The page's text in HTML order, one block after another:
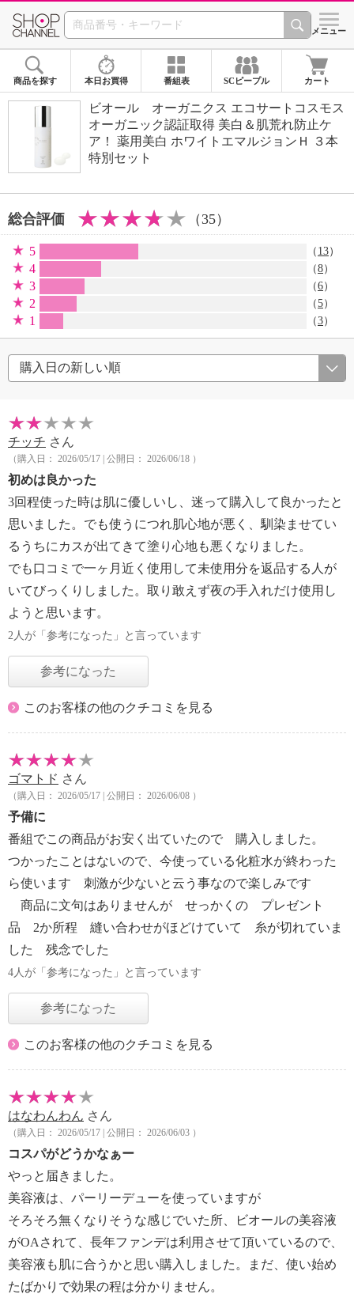
SHOP CHANNEL シメニュー
商品を探す 本日お買得 番組表 SCピープル カート
ビオール オーガニクス エコサートコスモス
オーガニック認証取得 美白＆肌荒れ防止ケ
ア！ 薬用美白 ホワイトエマルジョンＨ ３本
特別セット
総合評価 （35）
5 （ 13）
4 （8）
3 （6）
2 （5）
1 （3）
チッチ さん
（購入日： 2026/05/17 | 公開日： 2026/06/18 ）
初めは良かった
3回程使った時は肌に優しいし、迷って購入して良かったと
思いました。でも使うにつれ肌心地が悪く、馴染ませてい
るうちにカスが出てきて塗り心地も悪くなりました。
でも口コミで一ヶ月近く使用して未使用分を返品する人が
いてびっくりしました。取り敢えず夜の手入れだけ使用し
ようと思います。
2人が「参考になった」と言っています
参考になった
このお客様の他のクチコミを見る
ゴマトド さん
（購入日： 2026/05/17 | 公開日： 2026/06/08 ）
予備に
番組でこの商品がお安く出ていたので 購入しました。
つかったことはないので、今使っている化粧水が終わった
ら使います 刺激が少ないと云う事なので楽しみです
商品に文句はありませんが せっかくの プレゼント
品 2か所程 縫い合わせがほどけていて 糸が切れていま
した 残念でした
4人が「参考になった」と言っています
参考になった
このお客様の他のクチコミを見る
はなわんわん さん
（購入日： 2026/05/17 | 公開日： 2026/06/03 ）
コスパがどうかなぁー
やっと届きました。
美容液は、パーリーデューを使っていますが
そろそろ無くなりそうな感じでいた所、ビオールの美容液
がOAされて、長年ファンデは利用させて頂いているので、
美容液も肌に合うかと思い購入しました。まだ、使い始め
たばかりで効果の程は分かりません。